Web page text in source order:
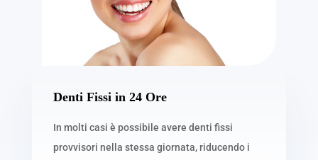
Denti Fissi in 24 Ore
In molti casi è possibile avere denti fissi
provvisori nella stessa giornata, riducendo i